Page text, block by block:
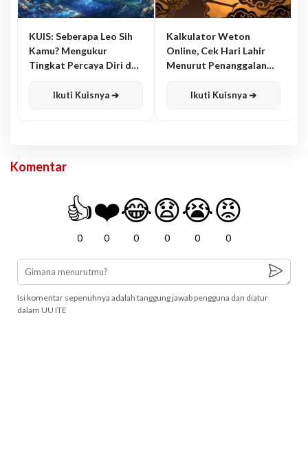
KUIS: Seberapa Leo Sih
Kamu? Mengukur
Tingkat Percaya Diri dan
Ikuti Kuisnya ➔
Kalkulator Weton
Online, Cek Hari Lahir
Menurut Penanggalan
Ikuti Kuisnya ➔
Komentar
👍
0
❤️
0
😂
0
😧
0
😭
0
😡
0
Isi komentar sepenuhnya adalah tanggung jawab pengguna dan diatur
dalam UU ITE